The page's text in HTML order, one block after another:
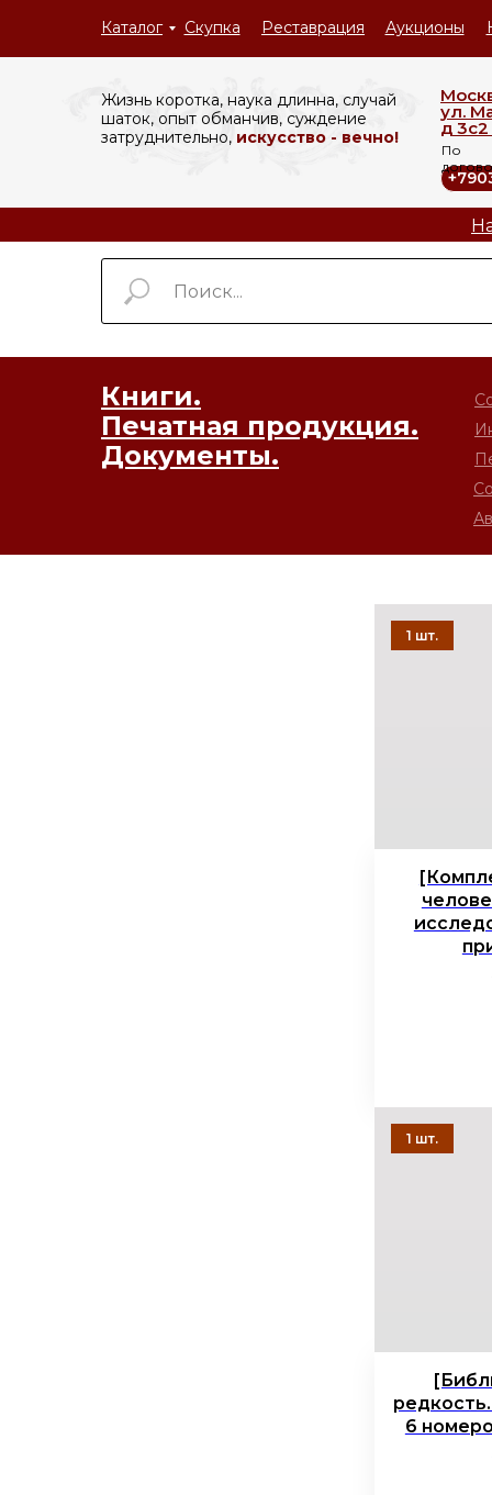
Аукционы
Реставрация
Скупка
Каталог
ул.
д 3с2
По
Жизнь коротка, наука длинна, случай
шаток, опыт обманчив, суждение
затруднительно, искусство - вечно!
Книги.
Печатная продукция.
Документы.
6